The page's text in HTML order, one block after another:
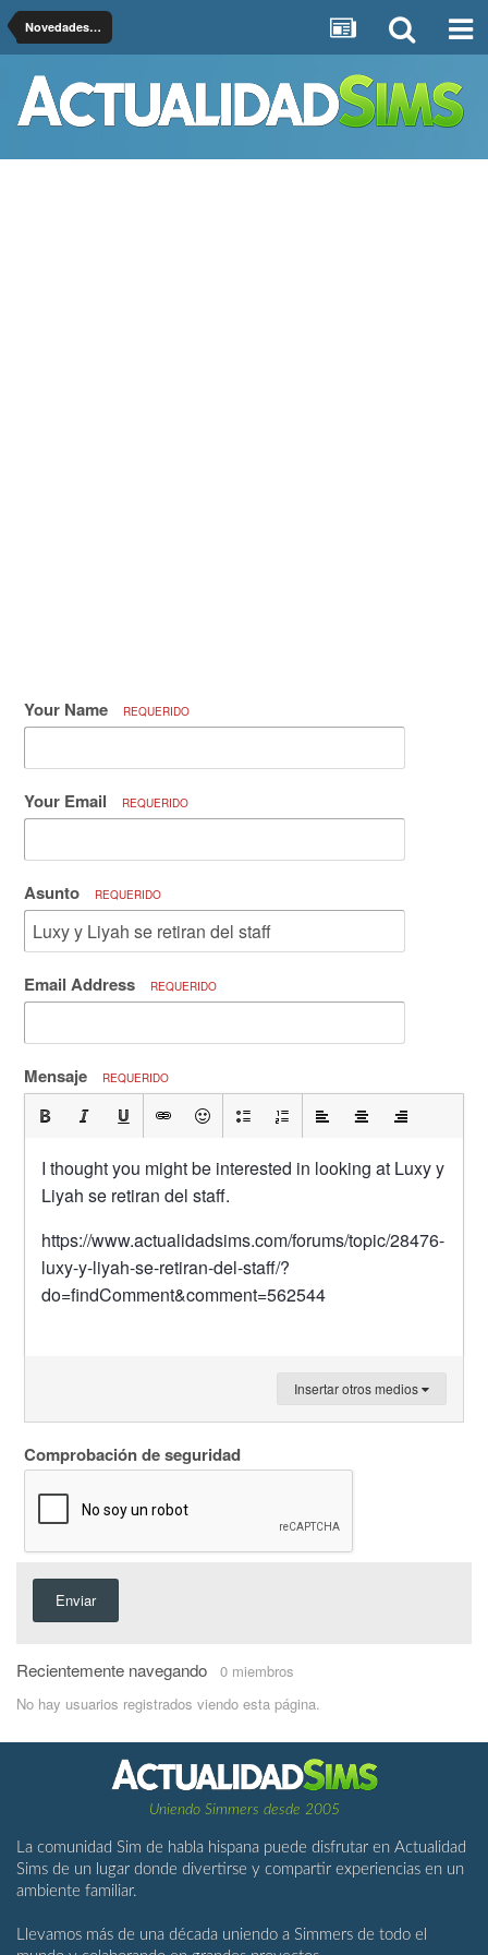
Novedades en la Web y el Foro
Your Name REQUERIDO
Your Email REQUERIDO
Asunto REQUERIDO
Email Address REQUERIDO
Mensaje REQUERIDO
I thought you might be interested in looking at Luxy y
Liyah se retiran del staff.
https://www.actualidadsims.com/forums/topic/28476-
luxy-y-liyah-se-retiran-del-staff/?
do=findComment&comment=562544
Insertar otros medios
Comprobación de seguridad
Enviar
Recientemente navegando 0 miembros
No hay usuarios registrados viendo esta página.
Uniendo Simmers desde 2005
La comunidad Sim de habla hispana puede disfrutar en Actualidad
Sims de un lugar donde divertirse y compartir experiencias en un
ambiente familiar.
Llevamos más de una década uniendo a Simmers de todo el